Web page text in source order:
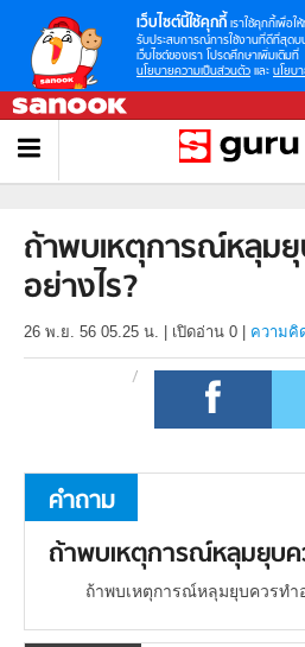
เว็บไซต์นี้ใช้คุกกี้ เราใช้คุกกี้เพื่อใ
รับประสบการณ์การใช้งานที่ดีที่สุดบ
เว็บไซต์ของเรา โปรดศึกษาเพิ่มเติมที่
นโยบายความเป็นส่วนตัว และ นโยบ
ถ้าพบเหตุการณ์หลุม
อย่างไร?
26 พ.ย. 56 05.25 น. เปิดอ่าน 0 ความคิ
คำถาม
ถ้าพบเหตุการณ์หลุมยุบค
ถ้าพบเหตุการณ์หลุมยุบควรทำ